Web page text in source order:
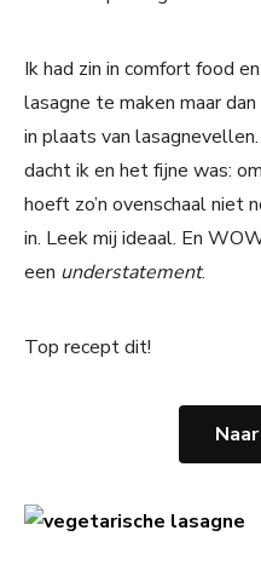
Ik had zin in comfort food
lasagne te maken maar
in plaats van
dacht ik en het fijne was:
hoeft zo’n ovenschaal niet
in. Leek mij ideaal. En
een understatement.
Top recept dit!